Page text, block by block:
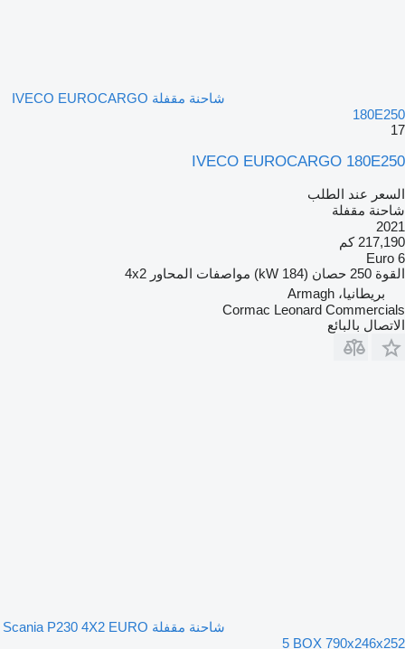
شاحنة مقفلة IVECO EUROCARGO
180E250
17
IVECO EUROCARGO 180E250
السعر عند الطلب
شاحنة مقفلة
2021
217,190 كم
Euro 6
القوة 250 حصان (184 kW) مواصفات المحاور 4x2
بريطانيا، Armagh
Cormac Leonard Commercials
الاتصال بالبائع
شاحنة مقفلة Scania P230 4X2 EURO
5 BOX 790x246x252